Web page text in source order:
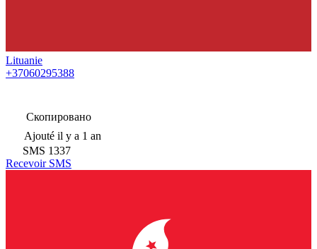
Lituanie
+37060295388
Скопировано
Ajouté il y a 1 an
SMS 1337
Recevoir SMS